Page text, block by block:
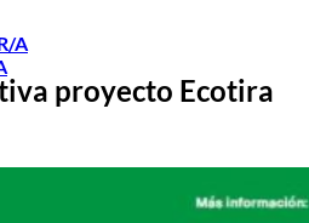
A
proyecto Ecotira